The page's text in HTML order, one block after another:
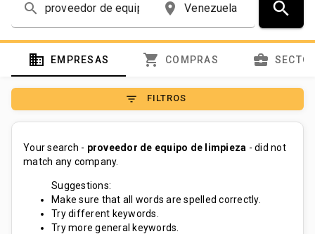
search place search
domain EMPRESAS shopping_cart COMPRAS business_center
filter_list FILTROS
Your search - proveedor de equipo de limpieza - did not
match any company.
Suggestions:
Make sure that all words are spelled correctly.
Try different keywords.
Try more general keywords.